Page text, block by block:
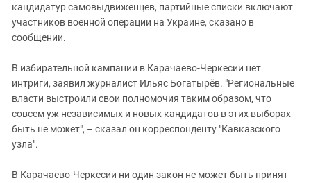
кандидатур самовыдвиженцев, партийные списки включают
участников военной операции на Украине, сказано в
сообщении.
В избирательной кампании в Карачаево-Черкесии нет
интриги, заявил журналист Ильяс Богатырёв. "Региональные
власти выстроили свои полномочия таким образом, что
совсем уж независимых и новых кандидатов в этих выборах
быть не может", – сказал он корреспонденту "Кавказского
узла".
В Карачаево-Черкесии ни один закон не может быть принят